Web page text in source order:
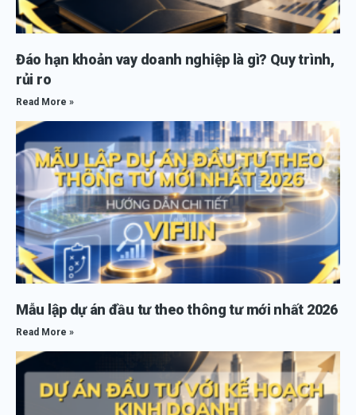
Đáo hạn khoản vay doanh nghiệp là gì? Quy trình,
rủi ro
Read More »
Mẫu lập dự án đầu tư theo thông tư mới nhất 2026
Read More »